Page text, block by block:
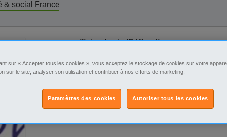
& social France
amp ou auxiliaire de vie (F H) autisme
Nous recherchons des "Auxiliaire de vie ou AMP" pour
Mer, Toulon Ouest et Est, auprès de personnes en
suivantes : - Stimulat…
sur « Accepter tous les cookies », vous acceptez le stockage de cookies sur votre
sur le site, analyser son utilisation et contribuer à nos efforts de marketing.
Autoriser tous les cookies
Paramètres des cookies